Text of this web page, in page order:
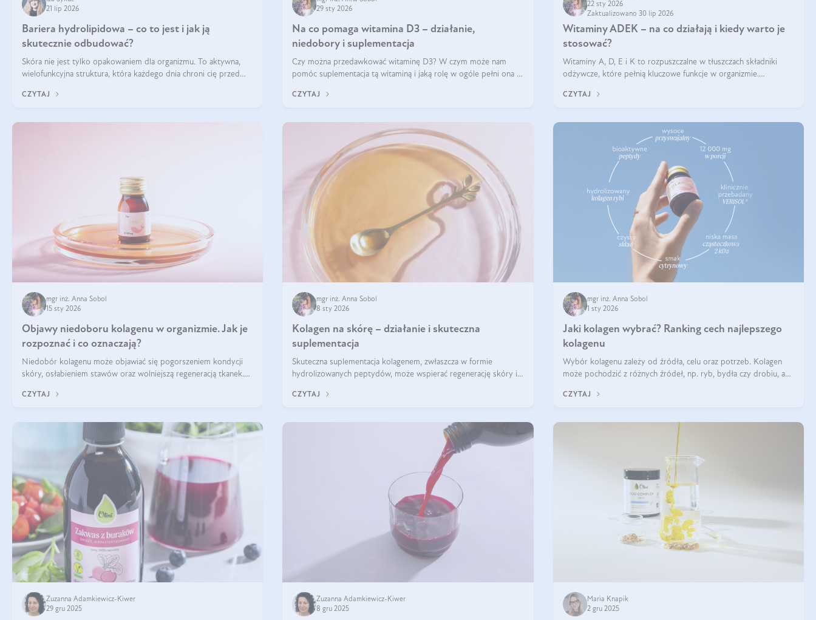
21 lip 2026
Bariera hydrolipidowa – co to jest i jak ją
skutecznie odbudować?
Skóra nie jest tylko opakowaniem dla organizmu. To aktywna,
wielofunkcyjna struktura, która każdego dnia chroni cię przed
środowiskowymi. Jednym z jej kluczowych elementów jest
CZYTAJ
29 sty 2026
Na co pomaga witamina D3 – działanie,
niedobory i suplementacja
Czy można przedawkować witaminę D3? W czym może nam
pomóc suplementacja tą witaminą i jaką rolę w ogóle pełni ona w
zalecane jest jesienią i zimą, ale czy wiesz, dlaczego warto to
CZYTAJ
22 sty 2026
Zaktualizowano 30 lip 2026
Witaminy ADEK – na co działają i kiedy warto je
stosować?
Witaminy A, D, E i K to rozpuszczalne w tłuszczach składniki
odżywcze, które pełnią kluczowe funkcje w organizmie.
krzepliwość krwi oraz mineralizację kości.
CZYTAJ
mgr inż. Anna Sobol
15 sty 2026
Objawy niedoboru kolagenu w organizmie. Jak je
rozpoznać i co oznaczają?
Niedobór kolagenu może objawiać się pogorszeniem kondycji
skóry, osłabieniem stawów oraz wolniejszą regeneracją tkanek.
skóry, bóle stawów, łamliwość paznokci oraz osłabienie włosów.
CZYTAJ
mgr inż. Anna Sobol
8 sty 2026
Kolagen na skórę – działanie i skuteczna
suplementacja
Skuteczna suplementacja kolagenem, zwłaszcza w formie
hydrolizowanych peptydów, może wspierać regenerację skóry i
regularnością stosowania.
CZYTAJ
mgr inż. Anna Sobol
1 sty 2026
Jaki kolagen wybrać? Ranking cech najlepszego
kolagenu
Wybór kolagenu zależy od źródła, celu oraz potrzeb. Kolagen
może pochodzić z różnych źródeł, np. ryb, bydła czy drobiu, a
sprawdza się kolagen rybi, a dla wspierania stawów — kolagen
CZYTAJ
Zuzanna Adamkiewicz-Kiwer
29 gru 2025
Zuzanna Adamkiewicz-Kiwer
8 gru 2025
Maria Knapik
2 gru 2025